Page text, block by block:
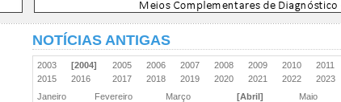
NOTÍCIAS ANTIGAS
2003 [2004] 2005 2006 2007 2008 2009 2010 2011
2015
2016 2017 2018 2019 2020 2021 2022 2023
Janeiro
Fevereiro Março [Abril] Maio